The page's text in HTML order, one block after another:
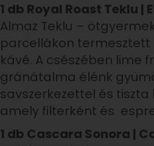
1 db Royal Roast Teklu
Almaz Teklu –
parcellákon
kávé. A csészében lime
gránátalma élénk
savszerkezettel és tiszta
amely filterként és
1 db Cascara Sonora |